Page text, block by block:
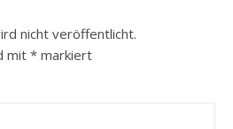
nicht veröffentlicht.
mit * markiert